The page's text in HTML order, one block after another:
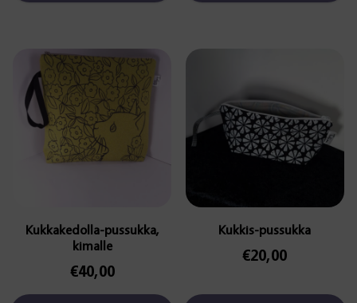
Kukkakedolla-pussukka,
kimalle
€40,00
Kukkis-pussukka
€20,00